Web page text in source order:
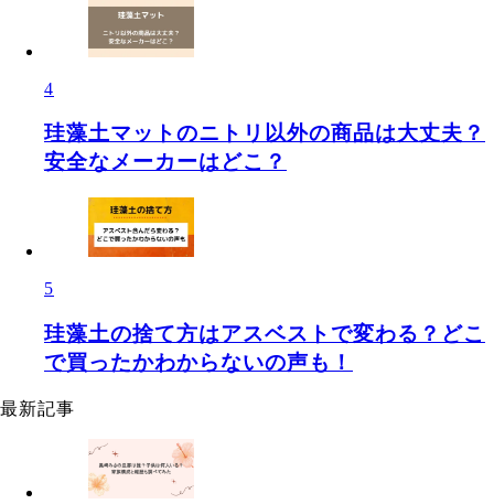
4
珪藻土マットのニトリ以外の商品は大丈夫？
安全なメーカーはどこ？
5
珪藻土の捨て方はアスベストで変わる？どこ
で買ったかわからないの声も！
最新記事